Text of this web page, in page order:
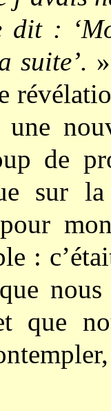
dit :
suite’.
de
sur
:
que